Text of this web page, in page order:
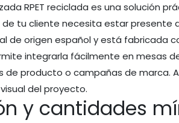
RPET reciclada es una solución
tu cliente necesita estar presente
de origen español y está fabricada
integrarla fácilmente en mesas
de producto o campañas de marca.
del proyecto.
y cantidades